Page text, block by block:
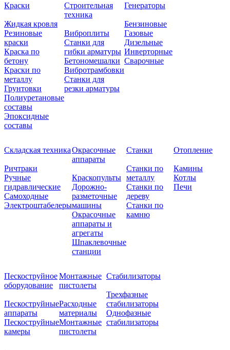
Краски
Жидкая кровля
Резиновые
краски
Краска по
бетону
Краски по
металлу
Грунтовки
Полиуретановые
составы
Эпоксидные
составы
Строительная
техника
Виброплиты
Станки для
гибки арматуры
Бетономешалки
Вибротрамбовки
Станки для
резки арматуры
Генераторы
Бензиновые
Газовые
Дизельные
Инверторные
Сварочные
Складская техника
Ричтраки
Ручные
гидравлические
Самоходные
Электроштабелеры
Окрасочные
аппараты
Краскопульты
Дорожно-
разметочные
машины
Окрасочные
аппараты и
агрегаты
Шпаклевочные
станции
Станки
Станки по
металлу
Станки по
дереву
Станки по
камню
Отопление
Камины
Котлы
Печи
Пескоструйное
оборудование
Пескоструйные
аппараты
Пескоструйные
камеры
Монтажные
пистолеты
Расходные
материалы
Монтажные
пистолеты
Стабилизаторы
Трехфазные
стабилизаторы
Однофазные
стабилизаторы